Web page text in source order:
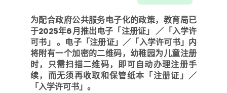
为配合政府公共服务电子化的政策，教育局已
于2025年6月推出电子「注册证」 ／「入学许
可书」 。电子「注册证」／「入学许可书」内
将附有一个加密的二维码，幼稚园为儿童注册
时，只需扫描二维码，即可自动办理注册手
续，而无须再收取和保管纸本「注册证」／
「入学许可书」 。